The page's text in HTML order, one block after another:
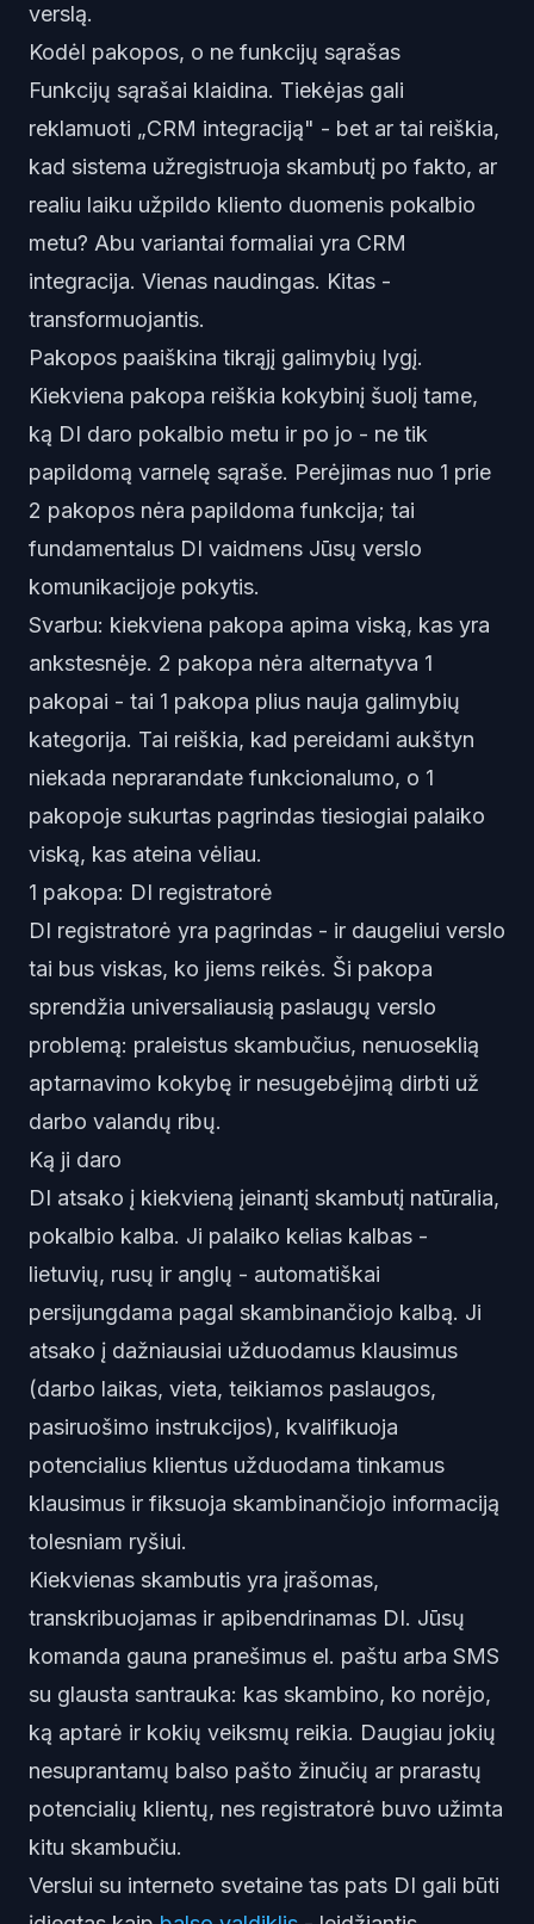
verslą.
Kodėl pakopos, o ne funkcijų sąrašas
Funkcijų sąrašai klaidina. Tiekėjas gali
reklamuoti „CRM integraciją" - bet ar tai reiškia,
kad sistema užregistruoja skambutį po fakto, ar
realiu laiku užpildo kliento duomenis pokalbio
metu? Abu variantai formaliai yra CRM
integracija. Vienas naudingas. Kitas -
transformuojantis.
Pakopos paaiškina tikrąjį galimybių lygį.
Kiekviena pakopa reiškia kokybinį šuolį tame,
ką DI daro pokalbio metu ir po jo - ne tik
papildomą varnelę sąraše. Perėjimas nuo 1 prie
2 pakopos nėra papildoma funkcija; tai
fundamentalus DI vaidmens Jūsų verslo
komunikacijoje pokytis.
Svarbu: kiekviena pakopa apima viską, kas yra
ankstesnėje. 2 pakopa nėra alternatyva 1
pakopai - tai 1 pakopa plius nauja galimybių
kategorija. Tai reiškia, kad pereidami aukštyn
niekada neprarandate funkcionalumo, o 1
pakopoje sukurtas pagrindas tiesiogiai palaiko
viską, kas ateina vėliau.
1 pakopa: DI registratorė
DI registratorė yra pagrindas - ir daugeliui verslo
tai bus viskas, ko jiems reikės. Ši pakopa
sprendžia universaliausią paslaugų verslo
problemą: praleistus skambučius, nenuoseklią
aptarnavimo kokybę ir nesugebėjimą dirbti už
darbo valandų ribų.
Ką ji daro
DI atsako į kiekvieną įeinantį skambutį natūralia,
pokalbio kalba. Ji palaiko kelias kalbas -
lietuvių, rusų ir anglų - automatiškai
persijungdama pagal skambinančiojo kalbą. Ji
atsako į dažniausiai užduodamus klausimus
(darbo laikas, vieta, teikiamos paslaugos,
pasiruošimo instrukcijos), kvalifikuoja
potencialius klientus užduodama tinkamus
klausimus ir fiksuoja skambinančiojo informaciją
tolesniam ryšiui.
Kiekvienas skambutis yra įrašomas,
transkribuojamas ir apibendrinamas DI. Jūsų
komanda gauna pranešimus el. paštu arba SMS
su glausta santrauka: kas skambino, ko norėjo,
ką aptarė ir kokių veiksmų reikia. Daugiau jokių
nesuprantamų balso pašto žinučių ar prarastų
potencialių klientų, nes registratorė buvo užimta
kitu skambučiu.
Verslui su interneto svetaine tas pats DI gali būti